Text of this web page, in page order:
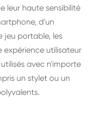
leur haute sensibilité
d'un
jeu portable, les
expérience utilisateur
avec n'importe
un stylet ou un